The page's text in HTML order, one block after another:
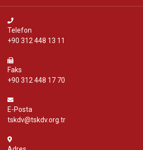
Telefon
+90 312 448 13 11
Faks
+90 312 448 17 70
E-Posta
tskdv@tskdv.org.tr